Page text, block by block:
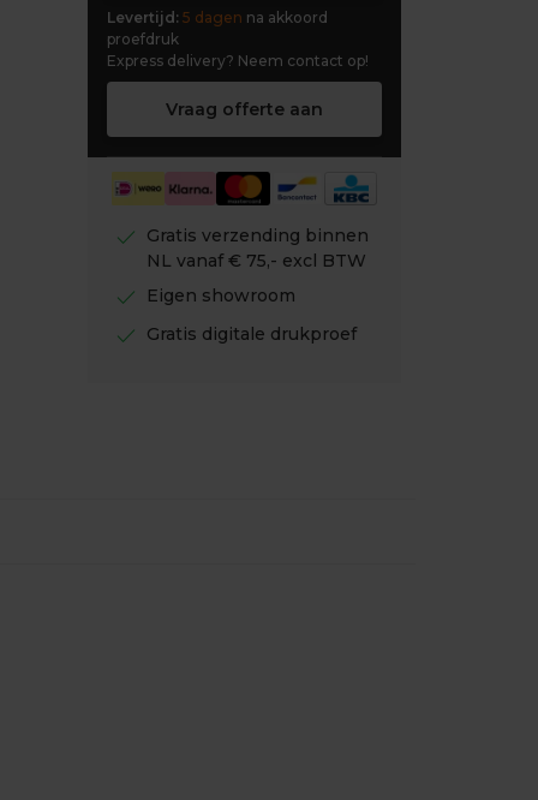
Levertijd: 5 dagen na akkoord
proefdruk
Express delivery? Neem contact op!
Vraag offerte aan
check
Gratis verzending binnen
NL vanaf € 75,- excl BTW
check Eigen showroom
check Gratis digitale drukproef